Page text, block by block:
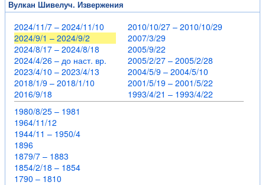
Вулкан Шивелуч. Извержения
2024/11/7 – 2024/11/10
2024/9/1 – 2024/9/2
2024/8/17 – 2024/8/18
2024/4/26 – до наст. вр.
2023/4/10 – 2023/4/13
2018/1/9 – 2018/1/10
2016/9/18
2010/10/27 – 2010/10/29
2007/3/29
2005/9/22
2005/2/27 – 2005/2/28
2004/5/9 – 2004/5/10
2001/5/19 – 2001/5/22
1993/4/21 – 1993/4/22
1980/8/25 – 1981
1964/11/12
1944/11 – 1950/4
1896
1879/7 – 1883
1854/2/18 – 1854
1790 – 1810